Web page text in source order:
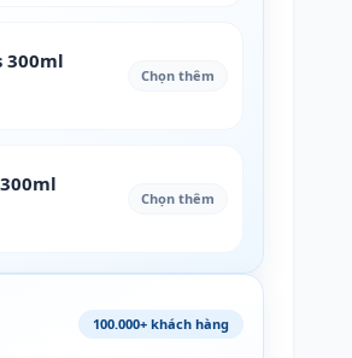
300ml
Chọn thêm
Chọn thêm
100.000+ khách hàng